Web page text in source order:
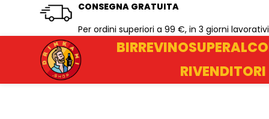
CONSEGNA GRATUITA
Per ordini superiori a 99 €, in 3 giorni lavorativi
BIRREVINO
RIVENDITORI